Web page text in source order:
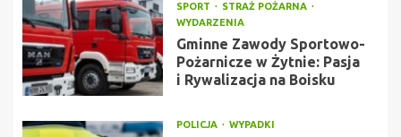
SPORT
STRAŻ POŻARNA
WYDARZENIA
Gminne Zawody Sportowo-
Pożarnicze w Żytnie: Pasja
i Rywalizacja na Boisku
POLICJA WYPADKI